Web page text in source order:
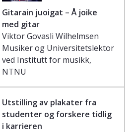
Gitarain juoigat – Å joike
med gitar
Viktor Govasli Wilhelmsen
Musiker og Universitetslektor
ved Institutt for musikk,
NTNU
Utstilling av plakater fra
studenter og forskere tidlig
i karrieren